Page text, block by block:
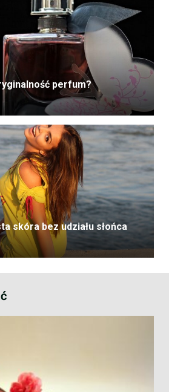
perfum?
skóra bez udziału słońca